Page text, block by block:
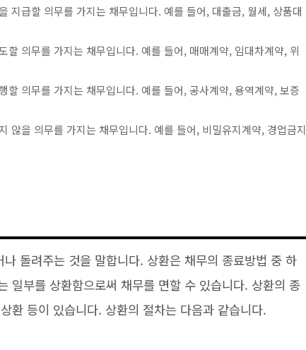
지급할 의무를 가지는 채무입니다. 예를 들어, 대출금, 월세, 상품대
할 의무를 가지는 채무입니다. 예를 들어, 매매계약, 임대차계약, 위
할 의무를 가지는 채무입니다. 예를 들어, 공사계약, 용역계약, 보증
않을 의무를 가지는 채무입니다. 예를 들어, 비밀유지계약, 경업금지
돌려주는 것을 말합니다. 상환은 채무의 종료방법 중 하
일부를 상환함으로써 채무를 면할 수 있습니다. 상환의 종
환 등이 있습니다. 상환의 절차는 다음과 같습니다.